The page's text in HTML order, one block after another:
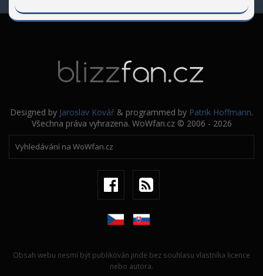
Designed by Jaroslav Kovář & programmed by Patrik Hoffmann.
Všechna práva vyhrazena. WoWfan.cz © 2006 - 2026
Obsah webu nesmí být publikován jinde bez souhlasu vlastníka licence
nebo autora.